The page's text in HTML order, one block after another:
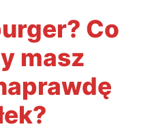
Co
masz